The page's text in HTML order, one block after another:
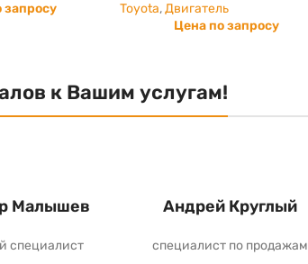
запросу
Toyota,Двигатель
Цена по запросу
к Вашим услугам!
Малышев
специалист
Андрей Круглый
специалист по продажам